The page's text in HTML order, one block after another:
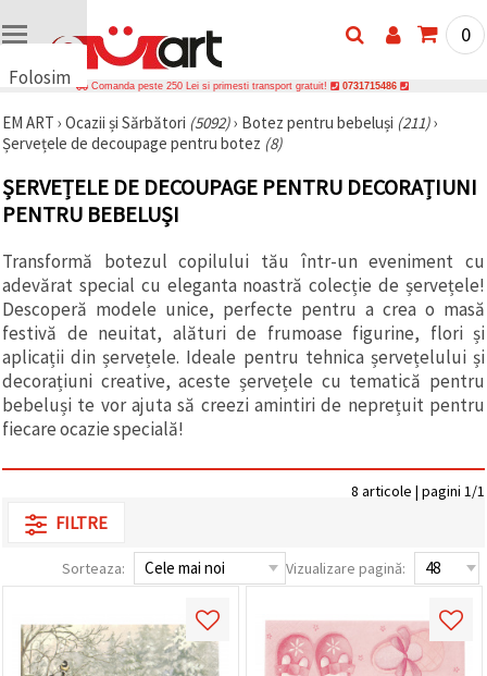
Folosim
uri
🍪 Folosim
și
tehnologii
similare
asigura
funcționarea
corectă a
site-ului,
pentru a vă
îmbunătăți
experiența
și, cu
acordul
dumneavoastră,
pentru a
traficul și a
reclame
mai
inclusiv cu
ajutorul
noștri de
analiză și
marketing.
0
Comanda peste 250 Lei si primesti transport gratuit! 0731715486
EM ART › Ocazii și Sărbători (5092)› Botez pentru bebeluși (211)›
Șervețele de decoupage pentru botez (8)
ȘERVEȚELE DE DECOUPAGE PENTRU DECORAȚIUNI
PENTRU BEBELUȘI
Transformă botezul copilului tău într-un eveniment cu
adevărat special cu eleganta noastră colecție de șervețele!
Descoperă modele unice, perfecte pentru a crea o masă
festivă de neuitat, alături de frumoase figurine, flori și
aplicații din șervețele. Ideale pentru tehnica șervețelului și
decorațiuni creative, aceste șervețele cu tematică pentru
bebeluși te vor ajuta să creezi amintiri de neprețuit pentru
fiecare ocazie specială!
8 articole | pagini 1/1
FILTRE
Sorteaza: Vizualizare pagină: